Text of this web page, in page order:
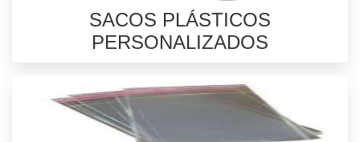
SACOS PLÁSTICOS
PERSONALIZADOS